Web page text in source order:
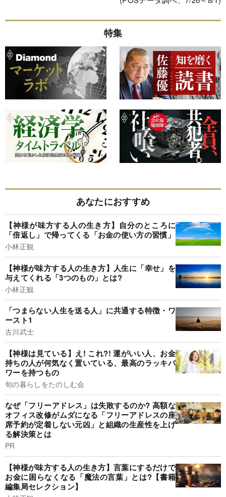
特集
あなたにおすすめ
【神様が味方する人の生き方】自分のところに
「倍返し」で帰ってくる「お金の使い方の習慣」
小林正観
【神様が味方する人の生き方】人生に「幸せ」を
与えてくれる「3つのもの」とは?
小林正観
「つまらない人生を送る人」に共通する特徴・ワ
ースト1
古川武士
【神様は見ている】え! これ?! 運がいい人、お金
持ちの人が何気なく置いている、最高のラッキパ
ワーを持つもの
旬の暮らしをたのしむ会
なぜ「フリーアドレス」は失敗するのか? 高額な
オフィス改修がムダになる「フリーアドレスの座
席予約が定着しない元凶」と組織の生産性を上げ
る解決策とは
PR
【神様が味方する人の生き方】言葉にするだけで
お金に困らなくなる「魔法の言葉」とは?【書籍
編集局セレクション】